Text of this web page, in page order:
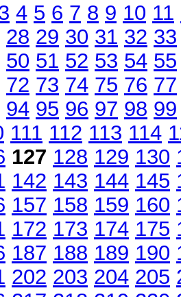
4 5 6 7 8 9 10 11
28 29 30 31 32 33
50 51 52 53 54 55
72 73 74 75 76 77
94 95 96 97 98 99
111 112 113 114
127 128 129 130
142 143 144 145
157 158 159 160
172 173 174 175
187 188 189 190
202 203 204 205